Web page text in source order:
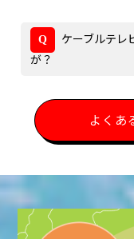
ケーブルテレ
が？
よくあ